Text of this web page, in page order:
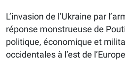
L’invasion de l’Ukraine par
réponse monstrueuse de
politique, économique et
occidentales à l’est de